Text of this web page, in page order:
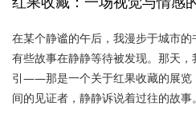
在某个静谧的午后，我漫步于城市
有些故事在静静等待被发现。那天
引——那是一个关于红果收藏的展览
间的见证者，静静诉说着过往的故事。